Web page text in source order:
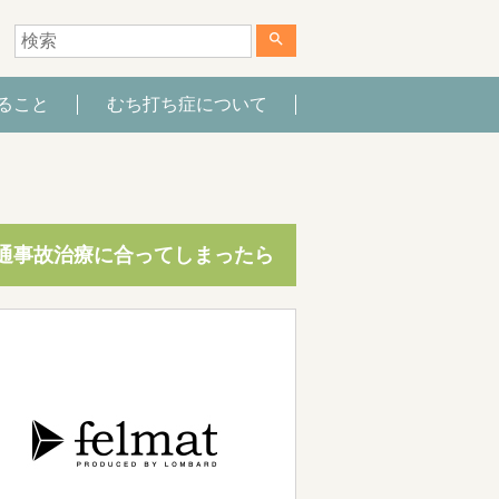
search
こと むち打ち症について
事故治療に合ってしまったら